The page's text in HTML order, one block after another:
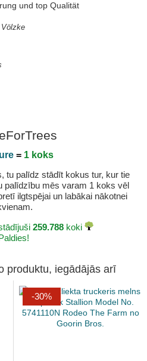
und top Qualität
= 1 koks
tu palīdz stādīt kokus tur, kur tie
palīdzību mēs varam 1 koks vēl
ilgtspējai un labākai nākotnei
259.788 koki
produktu, iegādājās arī
-30%